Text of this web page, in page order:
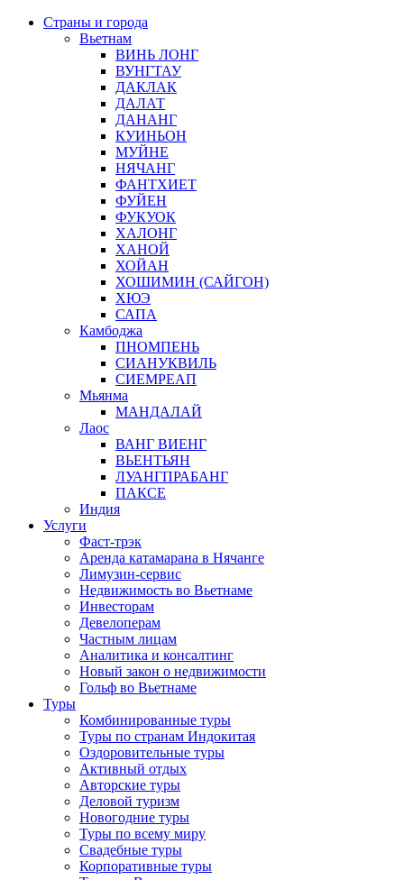
Страны и города
Вьетнам
ВИНЬ ЛОНГ
ВУНГТАУ
ДАКЛАК
ДАЛАТ
ДАНАНГ
КУИНЬОН
МУЙНЕ
НЯЧАНГ
ФАНТХИЕТ
ФУЙЕН
ФУКУОК
ХАЛОНГ
ХАНОЙ
ХОЙАН
ХОШИМИН (САЙГОН)
ХЮЭ
САПА
Камбоджа
ПНОМПЕНЬ
СИАНУКВИЛЬ
СИЕМРЕАП
Мьянма
МАНДАЛАЙ
Лаос
ВАНГ ВИЕНГ
ВЬЕНТЬЯН
ЛУАНГПРАБАНГ
ПАКСЕ
Индия
Услуги
Фаст-трэк
Аренда катамарана в Нячанге
Лимузин-сервис
Недвижимость во Вьетнаме
Инвесторам
Девелоперам
Частным лицам
Аналитика и консалтинг
Новый закон о недвижимости
Гольф во Вьетнаме
Туры
Комбинированные туры
Туры по странам Индокитая
Оздоровительные туры
Активный отдых
Авторские туры
Деловой туризм
Новогодние туры
Туры по всему миру
Свадебные туры
Корпоративные туры